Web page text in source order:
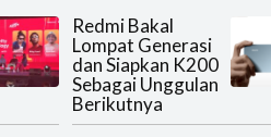
Redmi Bakal
Lompat Generasi
dan Siapkan K200
Sebagai Unggulan
Berikutnya